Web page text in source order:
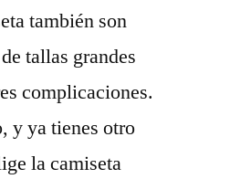
también son
tallas grandes
complicaciones.
y ya tienes otro
la camiseta